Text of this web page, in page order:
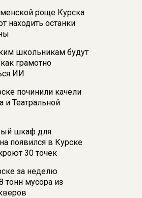
роще Курска
находить останки
школьникам будут
грамотно
ИИ
починили качели
и Театральной
шкаф для
появился в Курске
30 точек
за неделю
тонн мусора из